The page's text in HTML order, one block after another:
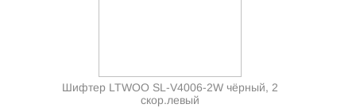
Шифтер LTWOO SL-V4006-2W чёрный, 2
скор.левый